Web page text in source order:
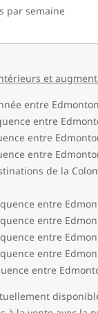
par semaine
et
entre
entre
entre
entre
de la
entre
entre
entre
entre
entre